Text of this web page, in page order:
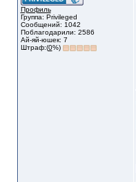
Профиль
Группа: Privileged
Сообщений: 1042
Поблагодарили: 2586
Ай-яй-юшек: 7
Штраф:(0%)